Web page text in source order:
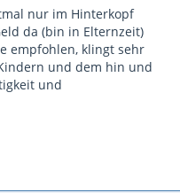
nur im Hinterkopf
da (bin in Elternzeit)
empfohlen, klingt sehr
und dem hin und
und